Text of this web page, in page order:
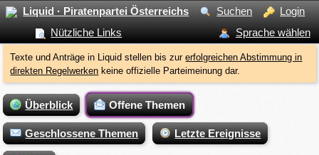
Liquid · Piratenpartei Österreichs Suchen
Login
Nützliche Links
Sprache wählen
Texte und Anträge in Liquid stellen bis zurerfolgreichen Abstimmung in
direkten Regelwerken keine offizielle Parteimeinung dar.
Überblick Offene Themen
Geschlossene Themen Letzte Ereignisse